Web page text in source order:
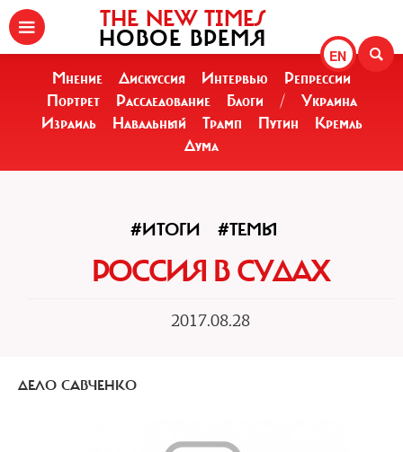
EN
THE NEW TIMES
НОВОЕ ВРЕМЯ
Мнение Дискуссия Интервью
Репрессии
Портрет
Расследование Блоги /
Украина
Израиль
Навальный Трамп Путин
Кремль
Дума
#ИТОГИ #ТЕМЫ
РОССИЯ В СУДАХ
2017.08.28
ДЕЛО САВЧЕНКО